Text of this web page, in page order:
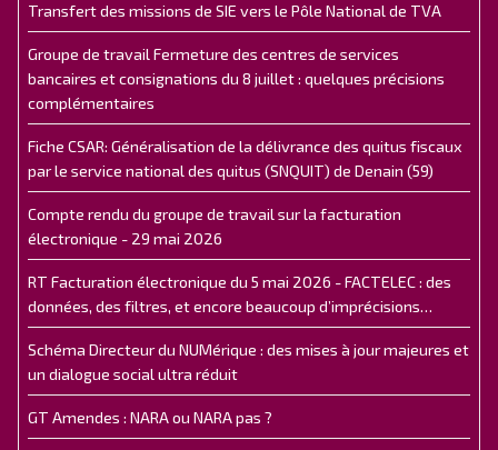
Transfert des missions de SIE vers le Pôle National de TVA
Groupe de travail Fermeture des centres de services
bancaires et consignations du 8 juillet : quelques précisions
complémentaires
Fiche CSAR: Généralisation de la délivrance des quitus fiscaux
par le service national des quitus (SNQUIT) de Denain (59)
Compte rendu du groupe de travail sur la facturation
électronique - 29 mai 2026
RT Facturation électronique du 5 mai 2026 - FACTELEC : des
données, des filtres, et encore beaucoup d’imprécisions…
Schéma Directeur du NUMérique : des mises à jour majeures et
un dialogue social ultra réduit
GT Amendes : NARA ou NARA pas ?